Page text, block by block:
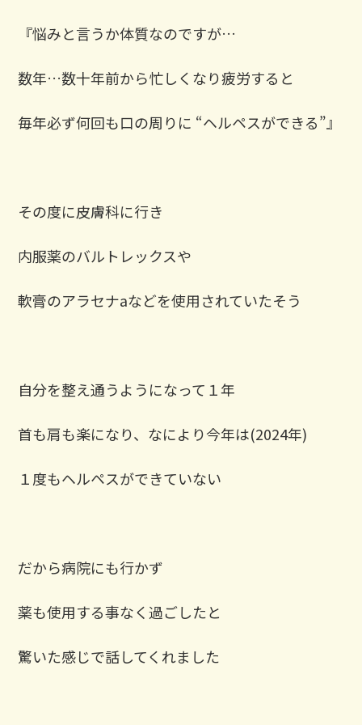
『悩みと言うか体質なのですが…
数年…数十年前から忙しくなり疲労すると
毎年必ず何回も口の周りに “ヘルペスができる”』
その度に皮膚科に行き
内服薬のバルトレックスや
軟膏のアラセナaなどを使用されていたそう
自分を整え通うようになって１年
首も肩も楽になり、なにより今年は(2024年)
１度もヘルペスができていない
だから病院にも行かず
薬も使用する事なく過ごしたと
驚いた感じで話してくれました